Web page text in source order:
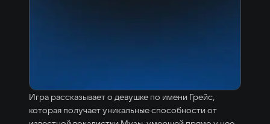
Игра рассказывает о девушке по имени Грейс,
которая получает уникальные способности от